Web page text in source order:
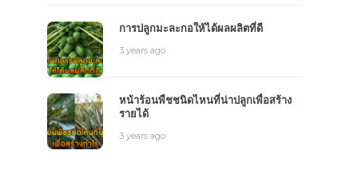
การปลูกมะละกอให้ได้ผลผลิตที่ดี
3 years ago
หน้าร้อนพืชชนิดไหนที่น่าปลูกเพื่อสร้าง
รายได้
3 years ago